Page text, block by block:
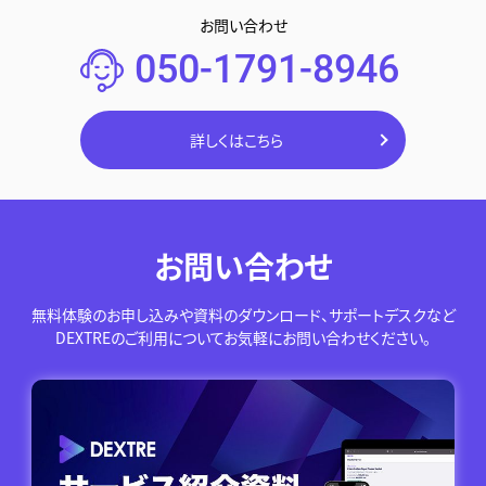
お問い合わせ
050-1791-8946
詳しくはこちら
お問い合わせ
無料体験のお申し込みや資料のダウンロード、サポートデスクなど
DEXTREのご利用についてお気軽にお問い合わせください。